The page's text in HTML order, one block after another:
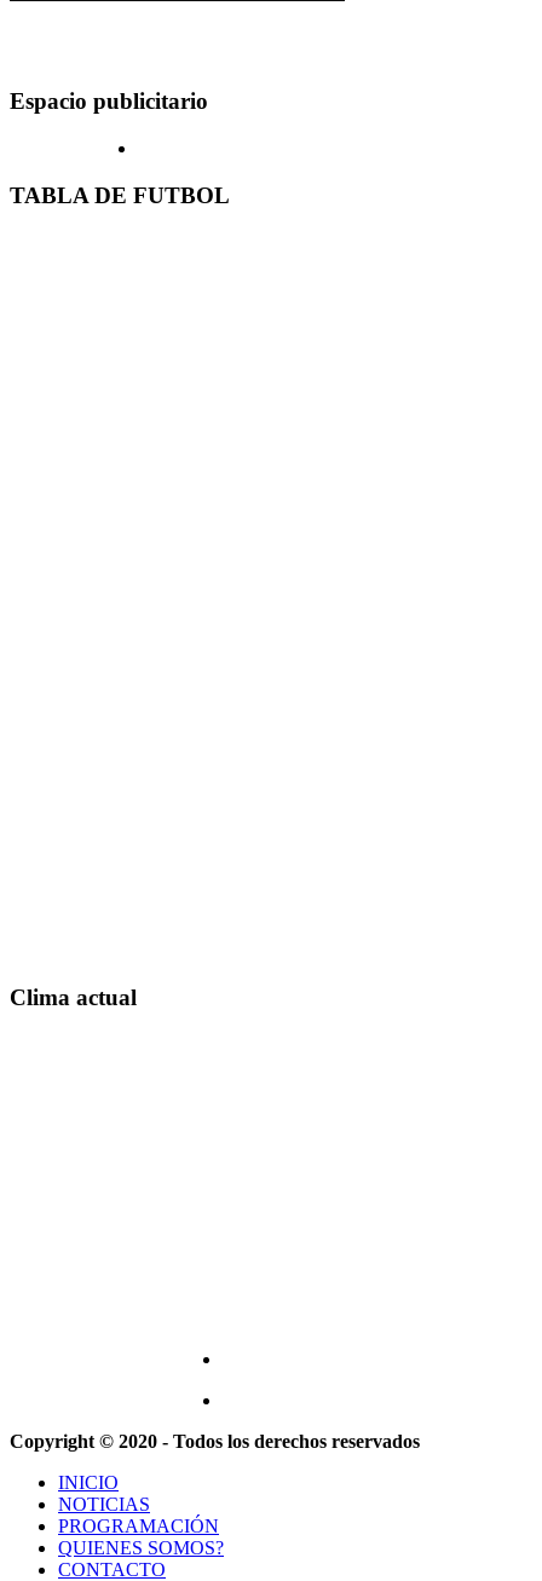
Espacio publicitario
TABLA DE FUTBOL
Clima actual
Copyright © 2020 - Todos los derechos reservados
INICIO
NOTICIAS
PROGRAMACIÓN
QUIENES SOMOS?
CONTACTO